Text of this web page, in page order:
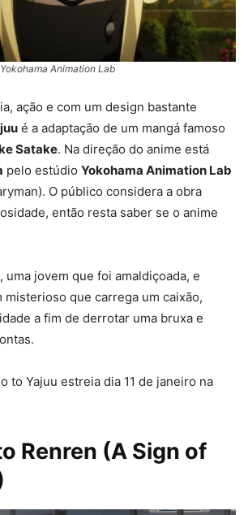
Animation Lab
ação e com um design bastante
é a adaptação de um mangá famoso
Satake. Na direção do anime está
pelo estúdio Yokohama Animation Lab
O público considera a obra
então resta saber se o anime
, uma jovem que foi amaldiçoada, e
misterioso que carrega um caixão,
a fim de derrotar uma bruxa e
to Yajuu estreia dia 11 de janeiro na
Renren (A Sign of